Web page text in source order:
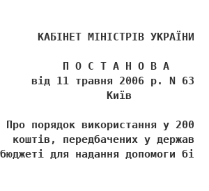
КАБІНЕТ МІНІСТРІВ УКРАЇНИ
П О С Т А Н О В А
від 11 травня 2006 р. N 636
Київ
Про порядок використання у
коштів, передбачених у
для надання допомоги